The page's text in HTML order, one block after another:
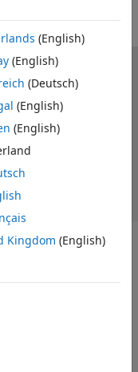
(English)
(English)
(Deutsch)
(English)
(English)
Kingdom (English)
应用程序状态